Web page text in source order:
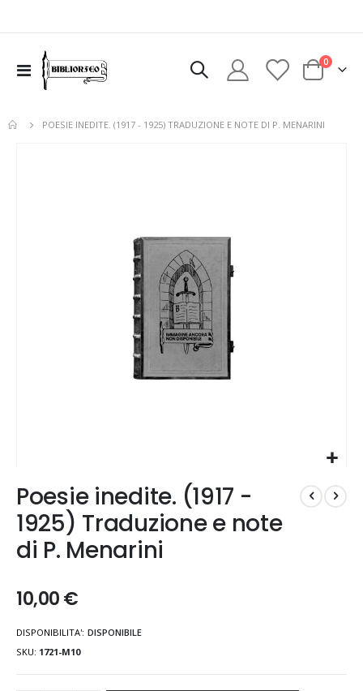
Toggle
Nav
Cart
0elementi
POESIE INEDITE. (1917 - 1925) TRADUZIONE E NOTE DI P. MENARINI
all'inizio
della
galleria
di
immagini
Poesie inedite. (1917 -
1925) Traduzione e note
di P. Menarini
10,00 €
DISPONIBILITA': DISPONIBILE
SKU 1721-M10